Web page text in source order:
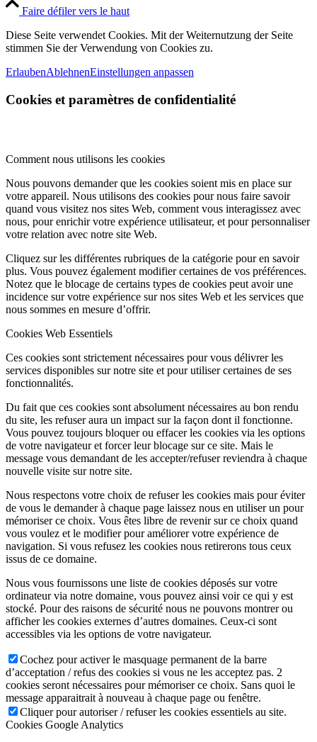
Faire défiler vers le haut
Diese Seite verwendet Cookies. Mit der Weiternutzung der Seite
stimmen Sie der Verwendung von Cookies zu.
ErlaubenAblehnenEinstellungen anpassen
Cookies et paramètres de confidentialité
Comment nous utilisons les cookies
Nous pouvons demander que les cookies soient mis en place sur
votre appareil. Nous utilisons des cookies pour nous faire savoir
quand vous visitez nos sites Web, comment vous interagissez avec
nous, pour enrichir votre expérience utilisateur, et pour personnaliser
votre relation avec notre site Web.
Cliquez sur les différentes rubriques de la catégorie pour en savoir
plus. Vous pouvez également modifier certaines de vos préférences.
Notez que le blocage de certains types de cookies peut avoir une
incidence sur votre expérience sur nos sites Web et les services que
nous sommes en mesure d’offrir.
Cookies Web Essentiels
Ces cookies sont strictement nécessaires pour vous délivrer les
services disponibles sur notre site et pour utiliser certaines de ses
fonctionnalités.
Du fait que ces cookies sont absolument nécessaires au bon rendu
du site, les refuser aura un impact sur la façon dont il fonctionne.
Vous pouvez toujours bloquer ou effacer les cookies via les options
de votre navigateur et forcer leur blocage sur ce site. Mais le
message vous demandant de les accepter/refuser reviendra à chaque
nouvelle visite sur notre site.
Nous respectons votre choix de refuser les cookies mais pour éviter
de vous le demander à chaque page laissez nous en utiliser un pour
mémoriser ce choix. Vous êtes libre de revenir sur ce choix quand
vous voulez et le modifier pour améliorer votre expérience de
navigation. Si vous refusez les cookies nous retirerons tous ceux
issus de ce domaine.
Nous vous fournissons une liste de cookies déposés sur votre
ordinateur via notre domaine, vous pouvez ainsi voir ce qui y est
stocké. Pour des raisons de sécurité nous ne pouvons montrer ou
afficher les cookies externes d’autres domaines. Ceux-ci sont
accessibles via les options de votre navigateur.
Cochez pour activer le masquage permanent de la barre
d’acceptation / refus des cookies si vous ne les acceptez pas. 2
cookies seront nécessaires pour mémoriser ce choix. Sans quoi le
message apparaitrait à nouveau à chaque page ou fenêtre.
Cliquer pour autoriser / refuser les cookies essentiels au site.
Cookies Google Analytics